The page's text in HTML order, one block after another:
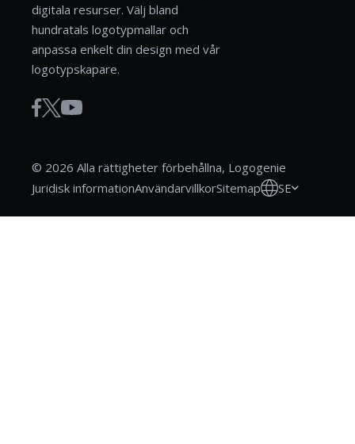
digitala resurser. Välj bland
hundratals logotypmallar och
anpassa enkelt din design med vår
logotypskapare.
© 2026 Alla rättigheter förbehållna, Logogenie
Juridisk informationAnvändarvillkorSitemap SE